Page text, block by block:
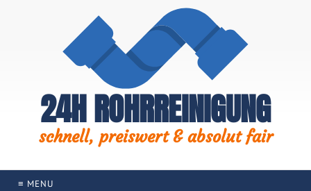
24H ROHRREINIGUNG
schnell, preiswert & absolut fair
≡ MENU